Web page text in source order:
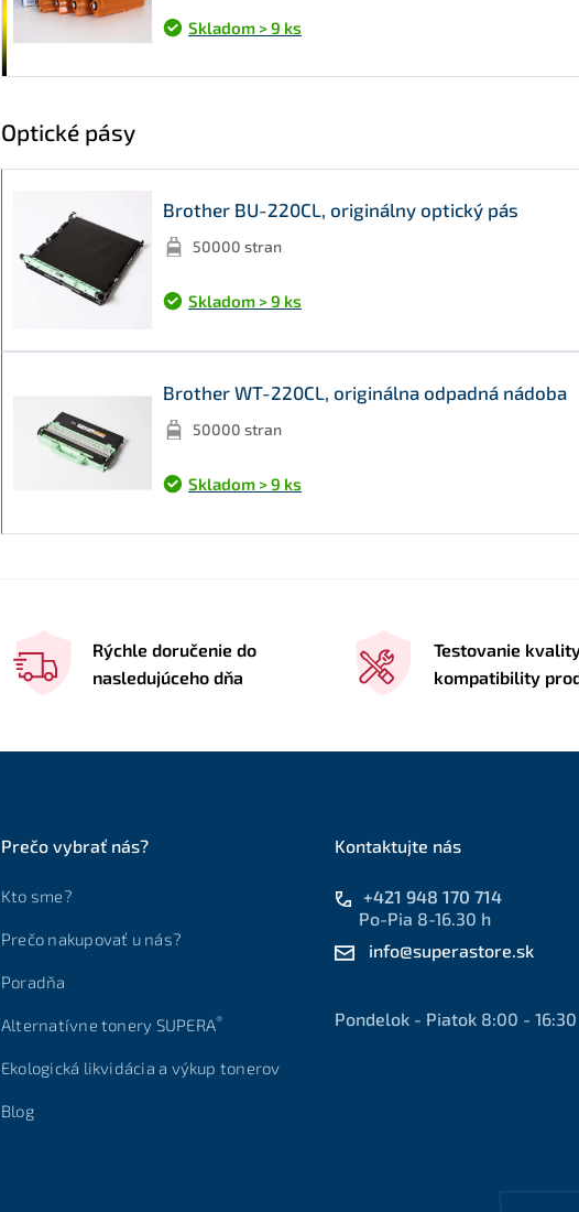
Skladom > 9 ks
Optické pásy
Brother BU-220CL, originálny optický pás
50000 stran
Skladom > 9 ks
Brother WT-220CL, originálna odpadná nádoba
50000 stran
Skladom > 9 ks
Rýchle doručenie do
nasledujúceho dňa
Testovanie
kompatibility
Prečo vybrať nás?
Kto sme?
Prečo nakupovať u nás?
Poradňa
Alternatívne tonery SUPERA®
Ekologická likvidácia a výkup tonerov
Blog
Kontaktujte nás
+421 948 170 714
Po-Pia 8-16.30 h
info@superastore.sk
Pondelok - Piatok 8:00 - 16:30